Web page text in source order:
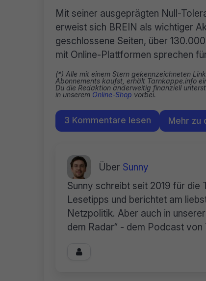
Mit seiner ausgeprägten Null-
erweist sich BREIN als wichtiger
geschlossene Seiten, über
mit Online-Plattformen sprechen
(*) Alle mit einem Stern gekennzeichneten
Abonnements kaufst, erhält Tarnkappe.info
Du die Redaktion anderweitig finanziell
in unserem Online-Shop vorbei.
3 Kommentare lesen Mehr zu
Über Sunny
Sunny schreibt seit 2019 für
Lesetipps und berichtet am
Netzpolitik. Aber auch in
dem Radar“ - dem Podcast
